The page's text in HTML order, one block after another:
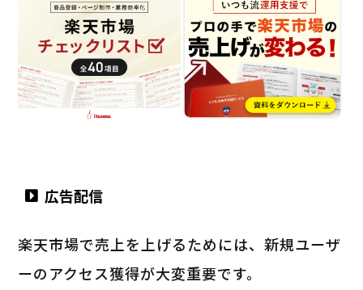
広告配信
楽天市場で売上を上げるためには、新規ユーザ
ーのアクセス獲得が大変重要です。